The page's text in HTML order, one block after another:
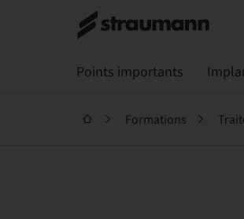
Points importants
Formations